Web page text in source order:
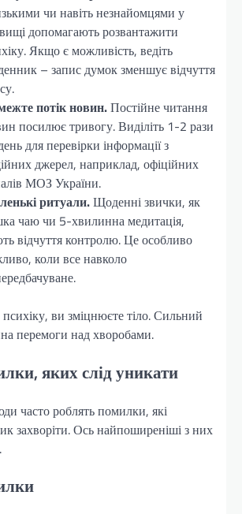
чи навіть незнайомцями у
допомагають розвантажити
Якщо є можливість, ведіть
– запис думок зменшує відчуття
потік новин.Постійне читання
посилює тривогу. Виділіть 1-2 рази
для перевірки інформації з
джерел, наприклад, офіційних
МОЗ України.
ритуали.Щоденні звички, як
чаю чи 5-хвилинна медитація,
відчуття контролю. Це особливо
коли все навколо
ви зміцнюєте тіло. Сильний
перемоги над хворобами.
яких слід уникати
часто роблять помилки, які
захворіти. Ось найпоширеніші з них